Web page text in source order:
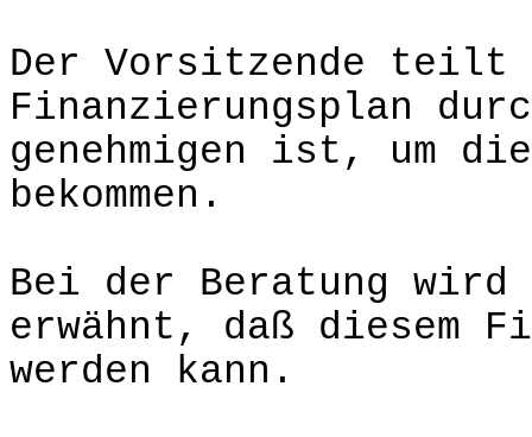
Der Vorsitzende teilt
Finanzierungsplan
genehmigen ist, um
bekommen.
Bei der Beratung wird
erwähnt, daß diesem
werden kann.